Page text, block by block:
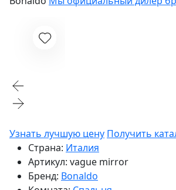
Узнать лучшую цену Получить
Страна: Италия
Артикул: vague mirror
Бренд: Bonaldo